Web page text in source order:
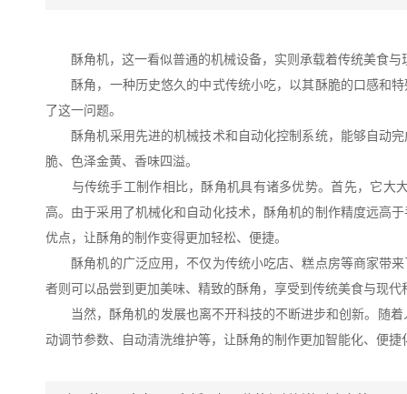
酥角机，这一看似普通的机械设备，实则承载着传统美食与
酥角，一种历史悠久的中式传统小吃，以其酥脆的口感和特
了这一问题。
酥角机采用先进的机械技术和自动化控制系统，能够自动完
脆、色泽金黄、香味四溢。
与传统手工制作相比，酥角机具有诸多优势。首先，它大大
高。由于采用了机械化和自动化技术，酥角机的制作精度远高
优点，让酥角的制作变得更加轻松、便捷。
酥角机的广泛应用，不仅为传统小吃店、糕点房等商家带来
者则可以品尝到更加美味、精致的酥角，享受到传统美食与现代
当然，酥角机的发展也离不开科技的不断进步和创新。随着
动调节参数、自动清洗维护等，让酥角的制作更加智能化、便捷